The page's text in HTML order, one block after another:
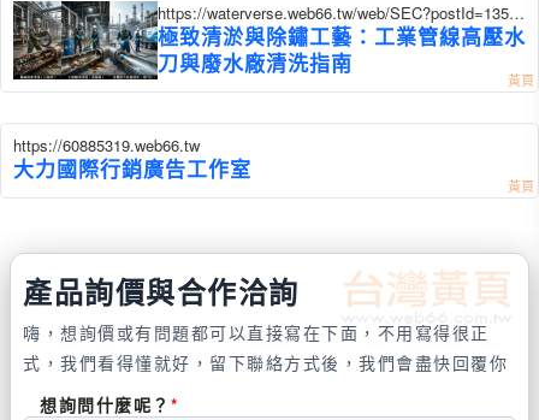
https://waterverse.web66.tw/web/SEC?postId=13549
13
極致清淤與除鏽工藝：工業管線高壓水
刀與廢水廠清洗指南
https://60885319.web66.tw
大力國際行銷廣告工作室
產品詢價與合作洽詢
嗨，想詢價或有問題都可以直接寫在下面，不用寫得很正
式，我們看得懂就好，留下聯絡方式後，我們會盡快回覆你
想詢問什麼呢？